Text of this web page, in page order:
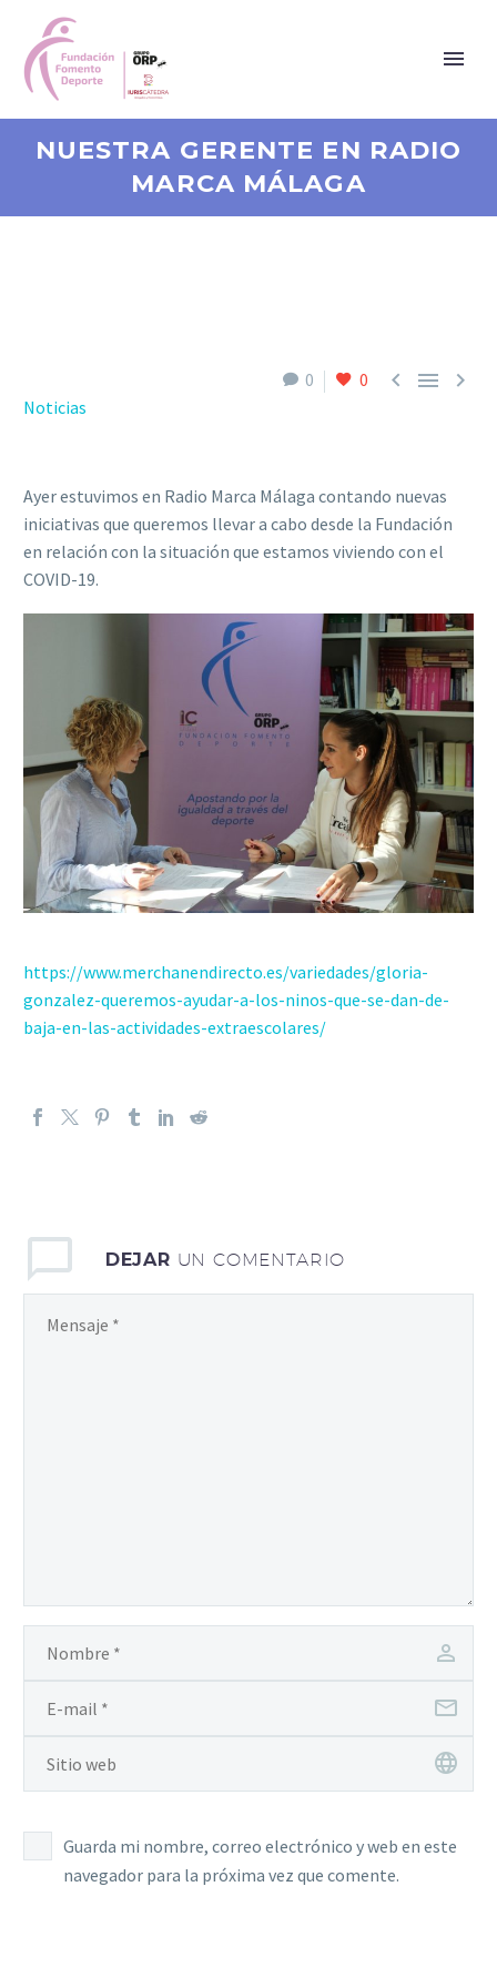
NUESTRA GERENTE EN RADIO
MARCA MÁLAGA
0 0   
Noticias
Ayer estuvimos en Radio Marca Málaga contando nuevas
iniciativas que queremos llevar a cabo desde la Fundación
en relación con la situación que estamos viviendo con el
COVID-19.
https://www.merchanendirecto.es/variedades/gloria-
gonzalez-queremos-ayudar-a-los-ninos-que-se-dan-de-
baja-en-las-actividades-extraescolares/
DEJAR UN COMENTARIO
Guarda mi nombre, correo electrónico y web en este
navegador para la próxima vez que comente.